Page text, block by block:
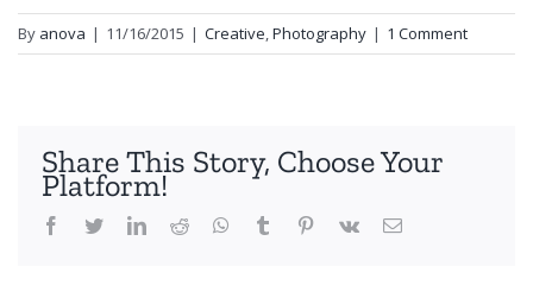
By anova | 11/16/2015 | Creative,Photography | 1 Comment
Share This Story, Choose Your
Platform!
Facebook
TwitterLinkedIn
Reddit WhatsApp
Tumblr Pinterest
Vk Email